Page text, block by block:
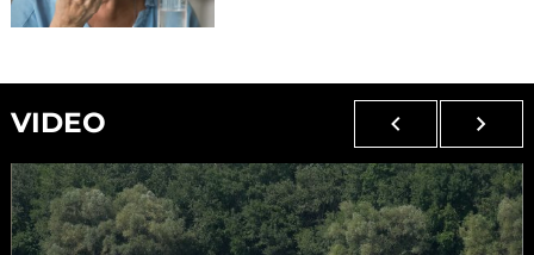
VIDEO